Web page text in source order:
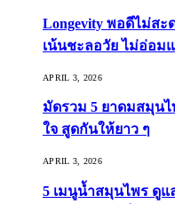
Longevity พอดีไม่ส
เน้นชะลอวัย ไม่อ่อม
APRIL 3, 2026
มัดรวม 5 ยาดมสมุน
ใจ สูดกันให้ยาว ๆ
APRIL 3, 2026
5 เมนูน้ำสมุนไพร ดู